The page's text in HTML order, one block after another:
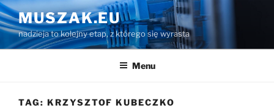
Przejdź
do
treści
MUSZAK.EU
nadzieja to kolejny etap, z którego się wyrasta
Menu
TAG: KRZYSZTOF KUBECZKO